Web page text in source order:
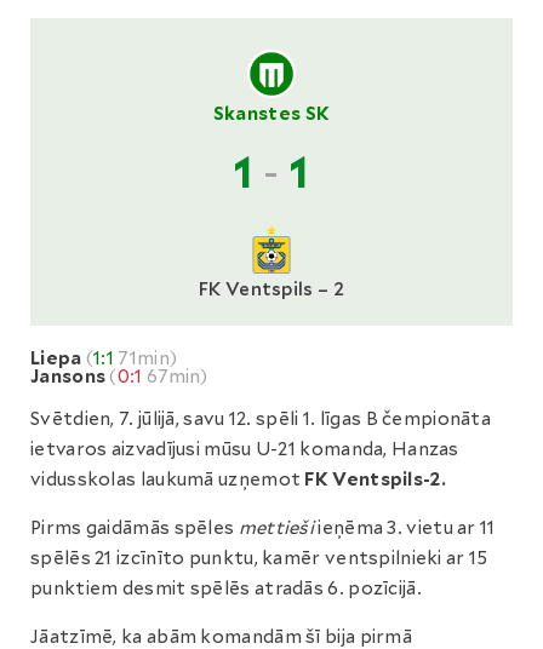
Skanstes SK
1 - 1
FK Ventspils – 2
Liepa (1:1 71min)
Jansons(0:1 67min)
Svētdien, 7. jūlijā, savu 12. spēli 1. līgas B čempionāta
ietvaros aizvadījusi mūsu U-21 komanda, Hanzas
vidusskolas laukumā uzņemot FK Ventspils-2.
Pirms gaidāmās spēles mettiešiieņēma 3. vietu ar 11
spēlēs 21 izcīnīto punktu, kamēr ventspilnieki ar 15
punktiem desmit spēlēs atradās 6. pozīcijā.
Jāatzīmē, ka abām komandām šī bija pirmā